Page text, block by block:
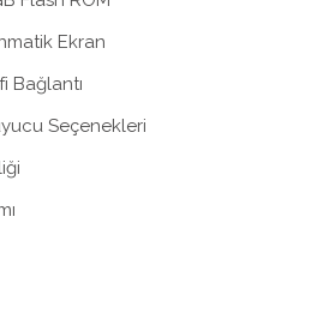
Ekran
Bağlantı
Seçenekleri